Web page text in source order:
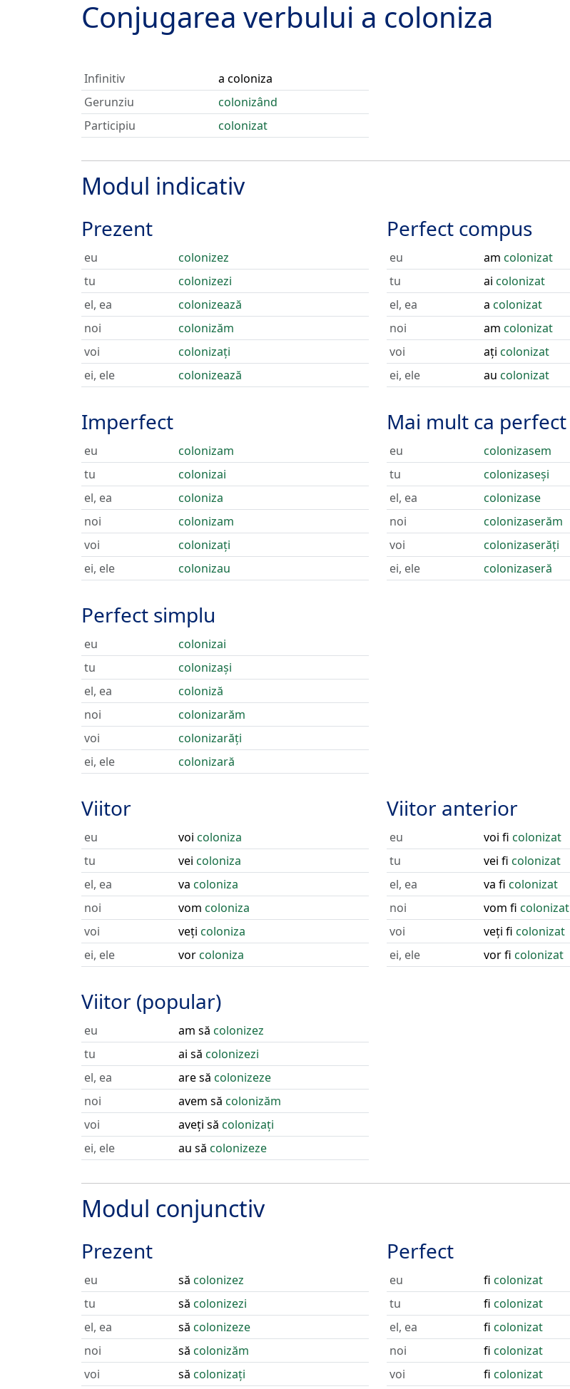
Conjugarea verbului a coloniza
Infinitiv
a coloniza
Gerunziu
colonizând
Participiu
colonizat
Modul indicativ
Prezent
eu
colonizez
tu
colonizezi
el, ea
colonizează
noi
colonizăm
voi
colonizați
ei, ele
colonizează
Imperfect
eu
colonizam
tu
colonizai
el, ea
coloniza
noi
colonizam
voi
colonizați
ei, ele
colonizau
Perfect simplu
eu
colonizai
tu
colonizași
el, ea
coloniză
noi
colonizarăm
voi
colonizarăți
ei, ele
colonizară
Perfect compus
eu am colonizat
tu
ai colonizat
el, ea
a colonizat
noi
am colonizat
voi
ați colonizat
ei, ele
au colonizat
Mai mult ca perfect
eu
colonizasem
tu
colonizaseși
el, ea
colonizase
noi
colonizaserăm
voi
colonizaserăți
ei, ele
colonizaseră
Viitor
eu voi coloniza
tu
vei coloniza
el, ea
va coloniza
noi
vom coloniza
voi
veți coloniza
ei, ele
vorcoloniza
Viitor (popular)
eu am să colonizez
tu
ai să colonizezi
el, ea
are să colonizeze
noi
avem să colonizăm
voi
aveți să colonizați
ei, ele
au să colonizeze
Viitor anterior
eu voi fi colonizat
tu
vei fi colonizat
el, ea
va fi colonizat
noi
vom fi colonizat
voi
veți fi colonizat
ei, ele
vor fi colonizat
Modul conjunctiv
Prezent
eu să colonizez
tu
să colonizezi
el, ea
să colonizeze
noi
să colonizăm
voi
să colonizați
Perfect
eu fi colonizat
tu
fi colonizat
el, ea
fi colonizat
noi
fi colonizat
voi
fi colonizat